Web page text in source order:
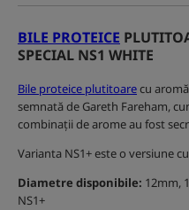
BILE PROTEICE
SPECIAL NS1 WHITE
Bile proteice plutitoarecu
semnată de Gareth Fareham,
combinații de arome au fost
Varianta NS1+ este o versiune
Diametre disponibile: 12mm,
NS1+